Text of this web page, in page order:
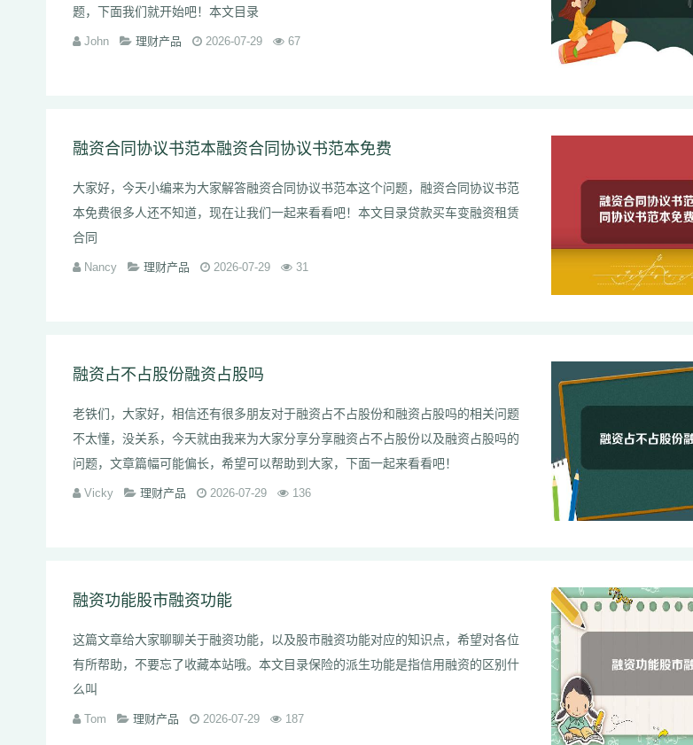
题，下面我们就开始吧！本文目录
John 理财产品 2026-07-29 67
融资合同协议书范本融资合同协议书范本免费
大家好，今天小编来为大家解答融资合同协议书范本这个问题，融资合同协议书范
本免费很多人还不知道，现在让我们一起来看看吧！本文目录贷款买车变融资租赁
合同
Nancy 理财产品 2026-07-29 31
融资占不占股份融资占股吗
老铁们，大家好，相信还有很多朋友对于融资占不占股份和融资占股吗的相关问题
不太懂，没关系，今天就由我来为大家分享分享融资占不占股份以及融资占股吗的
问题，文章篇幅可能偏长，希望可以帮助到大家，下面一起来看看吧！
Vicky 理财产品 2026-07-29 136
融资功能股市融资功能
这篇文章给大家聊聊关于融资功能，以及股市融资功能对应的知识点，希望对各位
有所帮助，不要忘了收藏本站哦。本文目录保险的派生功能是指信用融资的区别什
么叫
Tom 理财产品 2026-07-29 187